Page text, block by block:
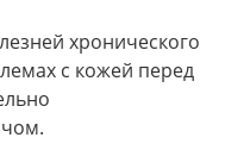
хронического
с кожей перед